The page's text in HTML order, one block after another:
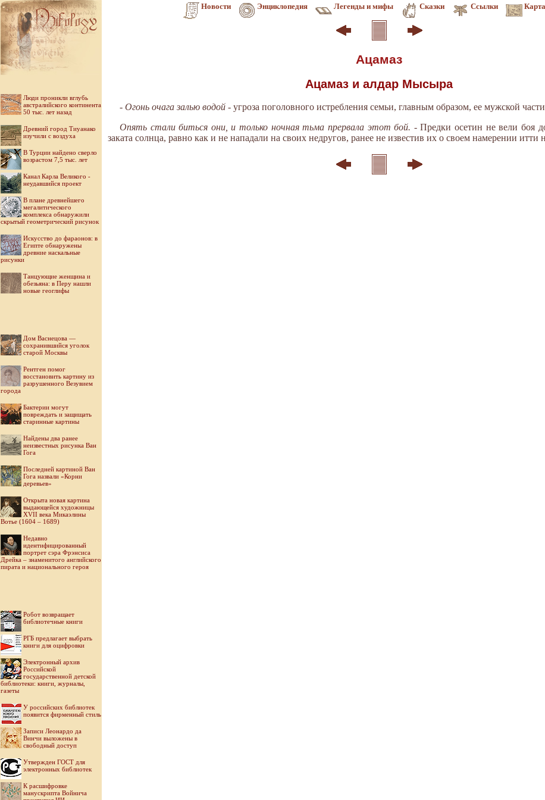
Новости Энциклопедия Легенды и мифы Сказки Ссылки
Люди проникли вглубь
австралийского континента
50 тыс. лет назад
Древний город Тиуанако
изучили с воздуха
В Турции найдено сверло
возрастом 7,5 тыс. лет
Канал Карла Великого -
неудавшийся проект
В плане древнейшего
мегалитического
комплекса обнаружили
скрытый геометрический рисунок
Искусство до фараонов: в
Египте обнаружены
древние наскальные
рисунки
Танцующие женщина и
обезьяна: в Перу нашли
новые геоглифы
Дом Васнецова —
сохранившийся уголок
старой Москвы
Рентген помог
восстановить картину из
разрушенного Везувием
города
Бактерии могут
повреждать и защищать
старинные картины
Найдены два ранее
неизвестных рисунка Ван
Гога
Последней картиной Ван
Гога назвали «Корни
деревьев»
Открыта новая картина
выдающейся художницы
XVII века Микаэлины
Вотье (1604 – 1689)
Недавно
идентифицированный
портрет сэра Фрэнсиса
Дрейка – знаменитого английского
пирата и национального героя
Робот возвращает
библиотечные книги
РГБ предлагает выбрать
книги для оцифровки
Электронный архив
Российской
государственной детской
библиотеки: книги, журналы,
газеты
У российских библиотек
появится фирменный стиль
Записи Леонардо да
Винчи выложены в
свободный доступ
Утвержден ГОСТ для
электронных библиотек
К расшифровке
манускрипта Войнича
Ацамаз
Ацамаз и алдар Мысыра
- Огонь очага залью водой - угроза поголовного истребления семьи, главным образом, ее мужской
Опять стали биться они, и только ночная тьма прервала этот бой. - Предки осетин не вели боя
заката солнца, равно как и не нападали на своих недругов, ранее не известив их о своем намерении итти